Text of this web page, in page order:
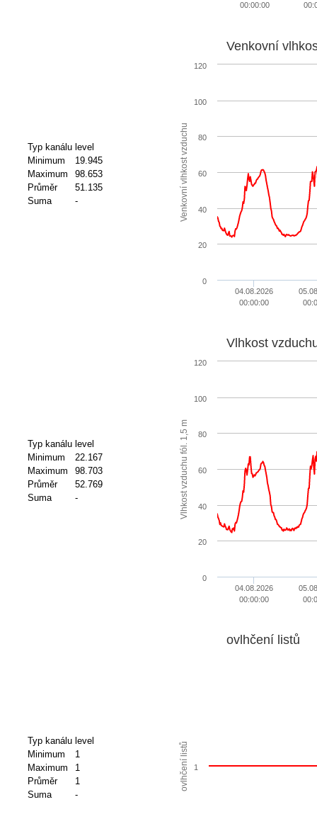
00:00:00
Typ kanálu level
Minimum
19.945
Maximum
98.653
Průměr
51.135
Suma
- Venkovní vlhkost vzduchu
Venkovní
04.08.2026
00:00:00
0
20
40
60
80
100
120
Typ kanálu level
Minimum
22.167
Maximum
98.703
Průměr
52.769
Suma
- V
l
h
k
o
s
t
v
z
d
u
c
h
u
f
ó
l
.
1
,
5
m
04.08.2026
00:00:00
0
20
40
60
80
100
120
Typ kanálu level
Minimum
1
Maximum
1
Průměr
1
Suma
-
ovlhčení listů
ovlhčení listů
1